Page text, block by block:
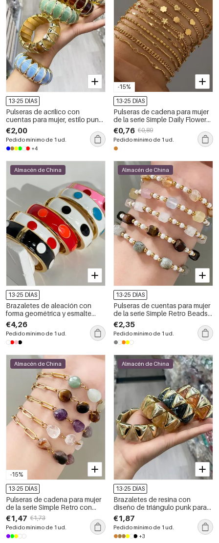
13-25 DÍAS
Pulseras de acrílico con
cuentas para mujer, estilo punk,
con degradado de color y
forma geométrica.
€2,00
Pedido mínimo de 1 ud.
+4
-15%
13-25 DÍAS
Pulseras de cadena para mujer
de la serie Simple Daily Flower
Chain, de acero inoxidable,
resistentes al agua y color
dorado.
€0,76 €0,89
Pedido mínimo de 1 ud.
Almacén de China
13-25 DÍAS
Brazaletes de aleación con
forma geométrica y esmalte
para mujer
€4,26
Pedido mínimo de 1 ud.
Almacén de China
13-25 DÍAS
Pulseras de cuentas para mujer
de la serie Simple Retro Beads
con degradado de color y
piedras naturales en color
dorado.
€2,35
Pedido mínimo de 1 ud.
-15%
Almacén de China
13-25 DÍAS
Pulseras de cadena para mujer
de la serie Simple Retro con
cuentas de forma irregular, de
acero inoxidable, resistentes al
agua, de color dorado y con
piedras naturales.
€1,47 €1,73
Pedido mínimo de 1 ud.
Almacén de China
13-25 DÍAS
Brazaletes de resina con
diseño de triángulo punk para
mujer (CCB)
€1,87
Pedido mínimo de 1 ud.
+3